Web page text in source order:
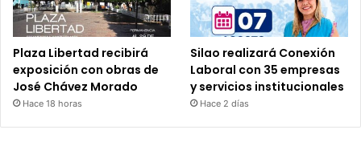
Plaza Libertad recibirá
exposición con obras de
José Chávez Morado
Hace 18 horas
Silao realizará Conexión
Laboral con 35 empresas
y servicios institucionales
Hace 2 días